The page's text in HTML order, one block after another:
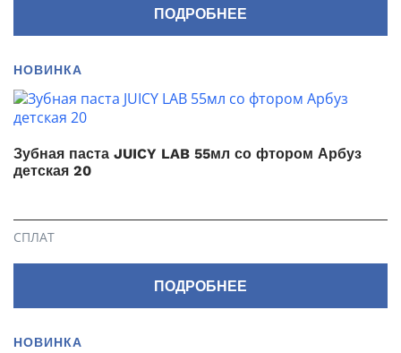
ПОДРОБНЕЕ
НОВИНКА
Зубная паста JUICY LAB 55мл со фтором Арбуз
детская 20
СПЛАТ
ПОДРОБНЕЕ
НОВИНКА